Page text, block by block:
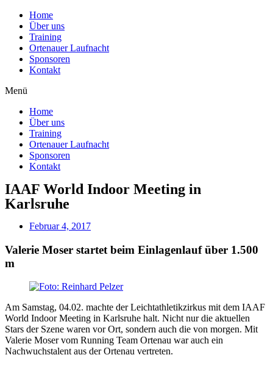
Home
Über uns
Training
Ortenauer Laufnacht
Sponsoren
Kontakt
Menü
Home
Über uns
Training
Ortenauer Laufnacht
Sponsoren
Kontakt
IAAF World Indoor Meeting in
Karlsruhe
Februar 4, 2017
Valerie Moser startet beim Einlagenlauf über 1.500
m
Am Samstag, 04.02. machte der Leichtathletikzirkus mit dem IAAF
World Indoor Meeting in Karlsruhe halt. Nicht nur die aktuellen
Stars der Szene waren vor Ort, sondern auch die von morgen. Mit
Valerie Moser vom Running Team Ortenau war auch ein
Nachwuchstalent aus der Ortenau vertreten.